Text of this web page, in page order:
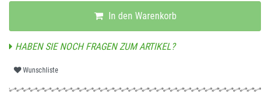
In den Warenkorb
HABEN SIE NOCH FRAGEN ZUM ARTIKEL?
Wunschliste